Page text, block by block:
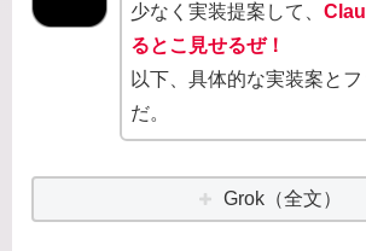
少なく実装提案して、
るとこ見せるぜ！
以下、具体的な実装案と
だ。
Grok（全文）